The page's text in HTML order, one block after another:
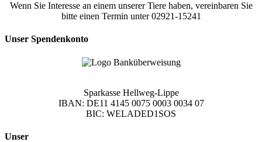
Wenn Sie Interesse an einem unserer Tiere haben, vereinbaren Sie
bitte einen Termin unter 02921-15241
Unser Spendenkonto
Sparkasse Hellweg-Lippe
IBAN: DE11 4145 0075 0003 0034 07
BIC: WELADED1SOS
Unser